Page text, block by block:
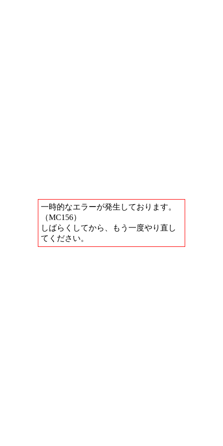
一時的なエラーが発生しております。
（MC156）
しばらくしてから、もう一度やり直し
てください。